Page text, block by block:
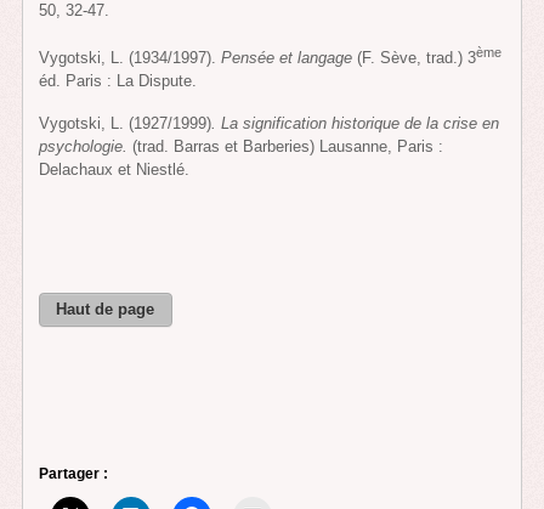
50, 32-47.
Vygotski, L. (1934/1997).Pensée et langage (F. Sève, trad.) 3ème
éd. Paris : La Dispute.
Vygotski, L. (1927/1999). La signification historique de la crise en
psychologie.(trad. Barras et Barberies) Lausanne, Paris :
Delachaux et Niestlé.
Haut de page
Partager :